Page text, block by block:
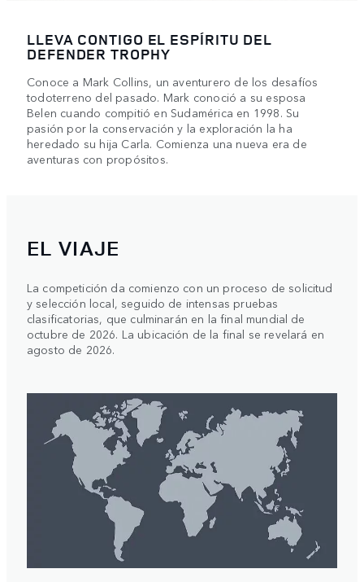
LLEVA CONTIGO EL ESPÍRITU DEL
DEFENDER TROPHY
Conoce a Mark Collins, un aventurero de los desafíos
todoterreno del pasado. Mark conoció a su esposa
Belen cuando compitió en Sudamérica en 1998. Su
pasión por la conservación y la exploración la ha
heredado su hija Carla. Comienza una nueva era de
aventuras con propósitos.
EL VIAJE
La competición da comienzo con un proceso de solicitud
y selección local, seguido de intensas pruebas
clasificatorias, que culminarán en la final mundial de
octubre de 2026. La ubicación de la final se revelará en
agosto de 2026.